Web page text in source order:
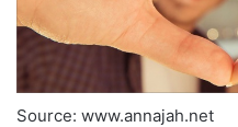
Source: www.annajah.net